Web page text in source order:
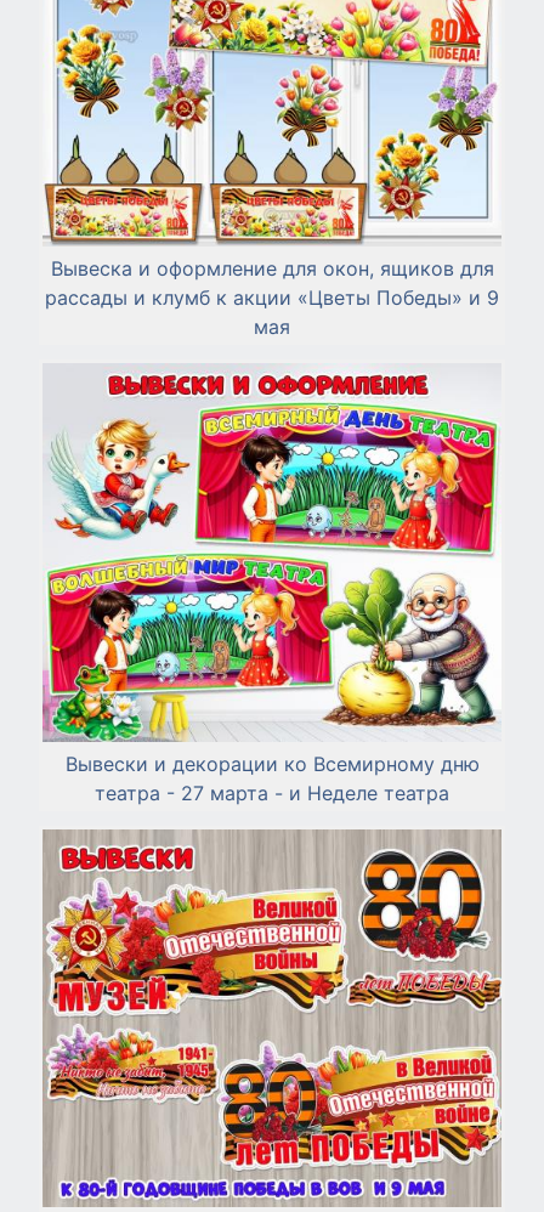
Вывеска и оформление для окон, ящиков для
рассады и клумб к акции «Цветы Победы» и 9
мая
Вывески и декорации ко Всемирному дню
театра - 27 марта - и Неделе театра